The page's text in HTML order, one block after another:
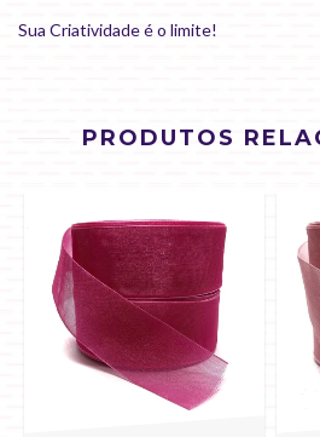
Sua Criatividade é o limite!
PRODUTOS